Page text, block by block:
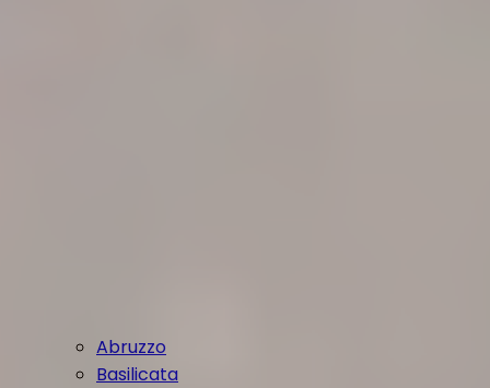
Abruzzo
Basilicata